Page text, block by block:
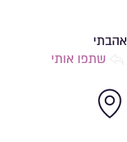
שמירה ברשימת מועדפים
אהבתי
שתפו אותי